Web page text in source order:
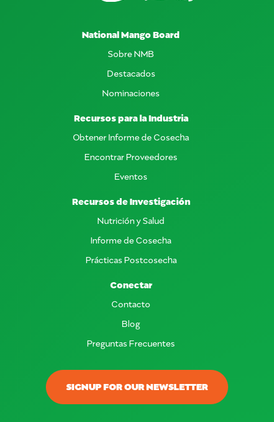
SIGNUP FOR OUR NEWSLETTER
National Mango Board
Sobre NMB
Destacados
Nominaciones
Recursos para la Industria
Obtener Informe de Cosecha
Encontrar Proveedores
Eventos
Recursos de Investigación
Nutrición y Salud
Informe de Cosecha
Prácticas Postcosecha
Conectar
Contacto
Blog
Preguntas Frecuentes